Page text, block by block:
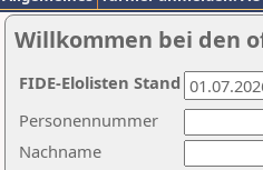
Willkommen bei den
Nachname
Personennummer
FIDE-Elolisten Stand